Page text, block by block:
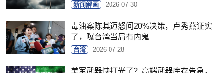
新闻解画 2026-07-30
毒油案陈其迈怒问20%决策，卢秀燕证实
了，曝台湾当局有内鬼
台湾 2026-07-28
美军武器快打光了？高端武器库存告急，